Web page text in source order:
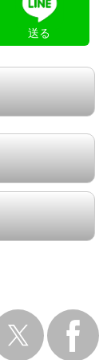
送る